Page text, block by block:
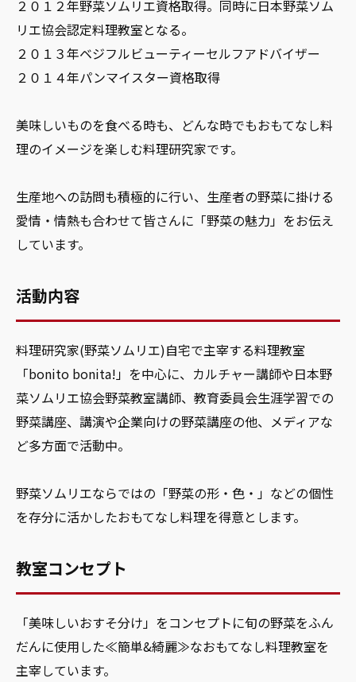
２０１２年野菜ソムリエ資格取得。同時に日本野菜ソム
リエ協会認定料理教室となる。
２０１３年ベジフルビューティーセルフアドバイザー
２０１４年パンマイスター資格取得
美味しいものを食べる時も、どんな時でもおもてなし料
理のイメージを楽しむ料理研究家です。
生産地への訪問も積極的に行い、生産者の野菜に掛ける
愛情・情熱も合わせて皆さんに「野菜の魅力」をお伝え
しています。
活動内容
料理研究家(野菜ソムリエ)自宅で主宰する料理教室
「bonito bonita!」を中心に、カルチャー講師や日本野
菜ソムリエ協会野菜教室講師、教育委員会生涯学習での
野菜講座、講演や企業向けの野菜講座の他、メディアな
ど多方面で活動中。
野菜ソムリエならではの「野菜の形・色・」などの個性
を存分に活かしたおもてなし料理を得意とします。
教室コンセプト
「美味しいおすそ分け」をコンセプトに旬の野菜をふん
だんに使用した≪簡単&綺麗≫なおもてなし料理教室を
主宰しています。